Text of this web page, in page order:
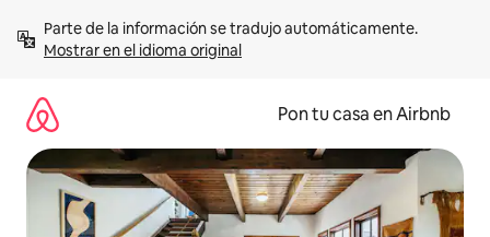
contenidoMostrar en el idioma original
Pon tu casa en Airbnb